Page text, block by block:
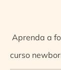
Aprenda a
curso